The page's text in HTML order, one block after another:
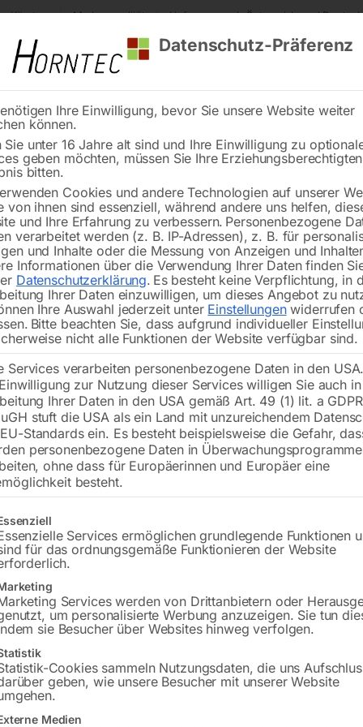
Kärnten Markenqualität Lieferung nach Österreich und
Reinigung
Startgeräte und Stationen –
und Industrie
und StartgerätevonHORNTECbieten erstklassige
Mit einer zweifachen Isolierung sind diese Geräte
Das breite Produktsortiment umfasstBatterietest-und
sowie volldigitale und professionelleLadegeräteund
22 E
Datenschutz-Präferenz
Ihre Einwilligung, bevor Sie unsere Website weiter
können.
Sie unter 16 Jahre alt sind und Ihre Einwilligung zu
geben möchten, müssen Sie Ihre
bitten.
Cookies und andere Technologien auf unserer
von ihnen sind essenziell, während andere uns helfen,
und Ihre Erfahrung zu verbessern. Personenbezogene
verarbeitet werden (z. B. IP-Adressen), z. B. für
und Inhalte oder die Messung von Anzeigen und
Informationen über die Verwendung Ihrer Daten finden
Datenschutzerklärung. Es besteht keine Verpflichtung, in
Ihrer Daten einzuwilligen, um dieses Angebot zu
Ihre Auswahl jederzeit unter Einstellungenwiderrufen
Bitte beachten Sie, dass aufgrund individueller
nicht alle Funktionen der Website verfügbar sind.
Services verarbeiten personenbezogene Daten in den
zur Nutzung dieser Services willigen Sie auch
Ihrer Daten in den USA gemäß Art. 49 (1) lit. a
stuft die USA als ein Land mit unzureichendem
Standards ein. Es besteht beispielsweise die Gefahr,
personenbezogene Daten in
ohne dass für Europäerinnen und Europäer eine
besteht.
eine Liste der Service-Gruppen, für die eine Einwilligung erteilt
Services ermöglichen grundlegende Funktionen
für das ordnungsgemäße Funktionieren der Website
Services werden von Drittanbietern oder
um personalisierte Werbung anzuzeigen. Sie tun
sie Besucher über Websites hinweg verfolgen.
Cookies sammeln Nutzungsdaten, die uns
geben, wie unsere Besucher mit unserer Website
Medien